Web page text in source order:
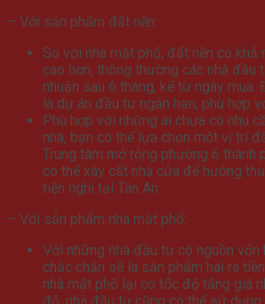
– Với sản phẩm đất nền:
So với nhà mặt phố, đất nền có khả
cao hơn, thông thường các nhà đầu
nhuận sau 6 tháng, kể từ ngày
là dự án đầu tư ngắn hạn, phù hợp
Phù hợp với những ai chưa có nhu
nhà, bạn có thể lựa chọn một vị trí
Trung tâm mở rộng phường 6 thành
có thể xây cất nhà cửa để hưởng
tiện nghi tại Tân An
– Với sản phẩm nhà mặt phố:
Với những nhà đầu tư có nguồn vốn
chắc chắn sẽ là sản phẩm hái ra
nhà mặt phố lại có tốc độ tăng giá